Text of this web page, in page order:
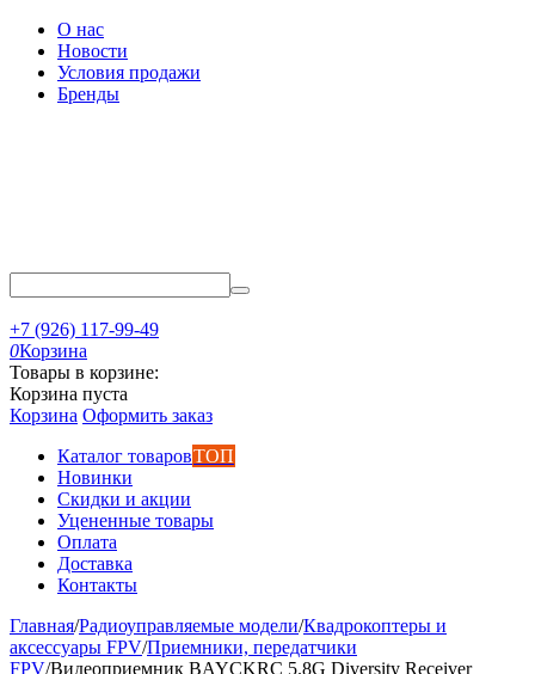
О нас
Новости
Условия продажи
Бренды
+7 (926) 117-99-49
0Корзина
Товары в корзине:
Корзина пуста
Корзина Оформить заказ
Каталог товаровТОП
Новинки
Скидки и акции
Уцененные товары
Оплата
Доставка
Контакты
Главная/Радиоуправляемые модели/Квадрокоптеры и
аксессуары FPV/Приемники, передатчики
FPV/Видеоприемник BAYCKRC 5.8G Diversity Receiver